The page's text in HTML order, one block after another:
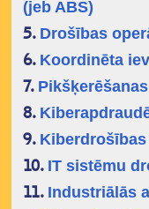
(jeb ABS)
5. Drošības
6. Koordinēta
7.
8.
9.
10. IT sistēmu
11. Industriālās